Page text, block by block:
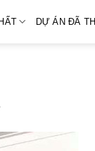
DỰ ÁN ĐÃ